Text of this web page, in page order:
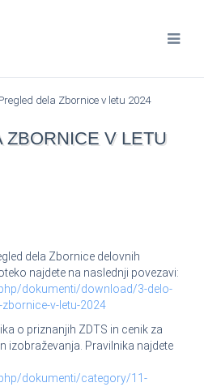
dela Zbornice v letu 2024
ZBORNICE V LETU
dela Zbornice delovnih
najdete na naslednji povezavi:
dokumenti/download/3-delo-
v-letu-2024
o priznanjih ZDTS in cenik za
izobraževanja. Pravilnika najdete
dokumenti/category/11-